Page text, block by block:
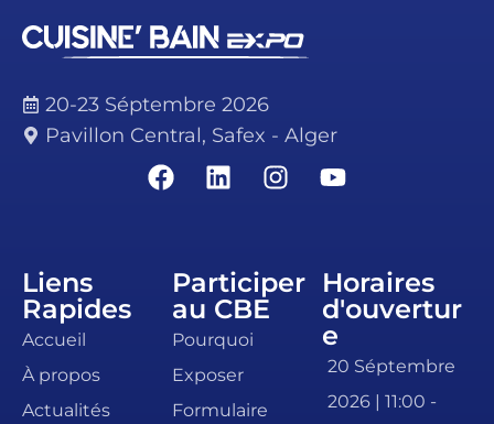
20-23 Séptembre 2026
Pavillon Central, Safex - Alger
Liens
Rapides
Accueil
À propos
Actualités
Participer
au CBE
Pourquoi
Exposer
Formulaire
Horaires
d'ouvertur
e
20 Séptembre
2026 | 11:00 -